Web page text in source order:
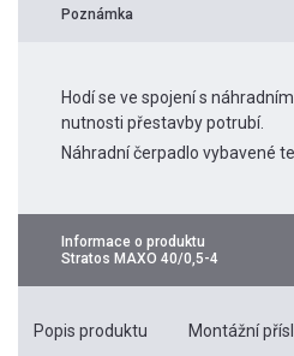
Poznámka
Hodí se ve spojení s
nutnosti přestavby potrubí.
Náhradní čerpadlo vybavené
Informace o produktu
Stratos MAXO 40/0,5-4
Popis produktu Montážní